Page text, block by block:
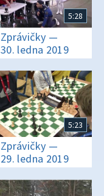
5:28
Zprávičky —
30. ledna 2019
5:23
Zprávičky —
29. ledna 2019